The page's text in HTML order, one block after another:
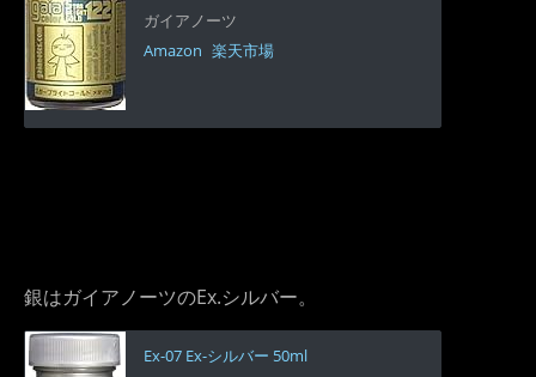
ガイアノーツ
Amazon 楽天市場
銀はガイアノーツのEx.シルバー。
Ex-07 Ex-シルバー 50ml